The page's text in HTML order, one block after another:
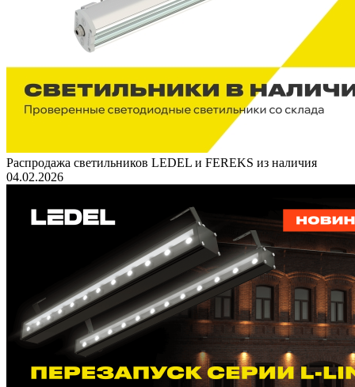
Распродажа светильников LEDEL и FEREKS из наличия
04.02.2026